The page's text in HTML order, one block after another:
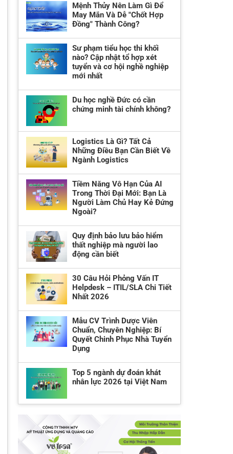
Mệnh Thủy Nên Làm Gì Để
May Mắn Và Dễ "Chốt Hợp
Đồng" Thành Công?
Sư phạm tiểu học thi khối
nào? Cập nhật tổ hợp xét
tuyển và cơ hội nghề nghiệp
mới nhất
Du học nghề Đức có cần
chứng minh tài chính không?
Logistics Là Gì? Tất Cả
Những Điều Bạn Cần Biết Về
Ngành Logistics
Tiềm Năng Vô Hạn Của AI
Trong Thời Đại Mới: Bạn Là
Người Làm Chủ Hay Kẻ Đứng
Ngoài?
Quy định bảo lưu bảo hiểm
thất nghiệp mà người lao
động cần biết
30 Câu Hỏi Phỏng Vấn IT
Helpdesk – ITIL/SLA Chi Tiết
Nhất 2026
Mẫu CV Trình Dược Viên
Chuẩn, Chuyên Nghiệp: Bí
Quyết Chinh Phục Nhà Tuyển
Dụng
Top 5 ngành dự đoán khát
nhân lực 2026 tại Việt Nam